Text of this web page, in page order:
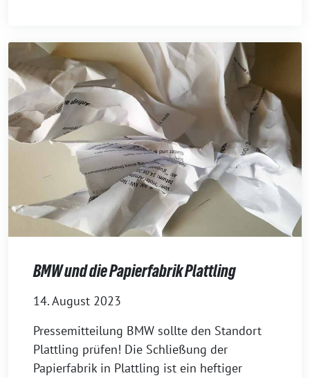
BMW und die Papierfabrik Plattling
14. August 2023
Pressemitteilung BMW sollte den Standort
Plattling prüfen! Die Schließung der
Papierfabrik in Plattling ist ein heftiger